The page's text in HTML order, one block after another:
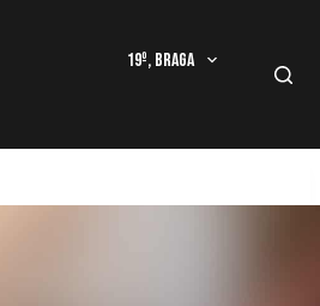
19º, Braga